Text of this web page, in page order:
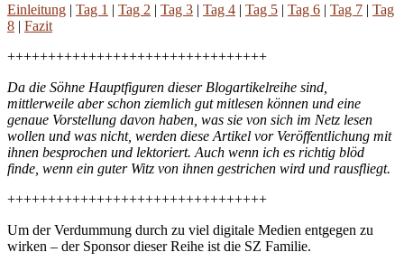
Einleitung | Tag 1 | Tag 2 | Tag 3 | Tag 4 | Tag 5 | Tag 6 | Tag 7 | Tag
8 | Fazit
++++++++++++++++++++++++++++++++
Da die Söhne Hauptfiguren dieser Blogartikelreihe sind,
mittlerweile aber schon ziemlich gut mitlesen können und eine
genaue Vorstellung davon haben, was sie von sich im Netz lesen
wollen und was nicht, werden diese Artikel vor Veröffentlichung mit
ihnen besprochen und lektoriert. Auch wenn ich es richtig blöd
finde, wenn ein guter Witz von ihnen gestrichen wird und rausfliegt.
++++++++++++++++++++++++++++++++
Um der Verdummung durch zu viel digitale Medien entgegen zu
wirken – der Sponsor dieser Reihe ist die SZ Familie.